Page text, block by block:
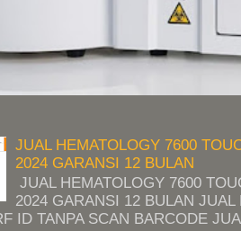
JUAL HEMATOLOGY 7600
2024 GARANSI 12 BULAN
JUAL HEMATOLOGY 7600
2024 GARANSI 12 BULAN
ID TANPA SCAN BARCODE